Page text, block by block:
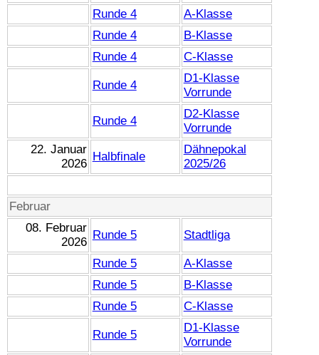
Runde 4
A-Klasse
Runde 4
B-Klasse
Runde 4
C-Klasse
Runde 4
D1-Klasse
Vorrunde
Runde 4
D2-Klasse
Vorrunde
22. Januar
2026
Halbfinale
Dähnepokal
2025/26
Februar
08. Februar
2026
Runde 5 Stadtliga
Runde 5
A-Klasse
Runde 5
B-Klasse
Runde 5
C-Klasse
Runde 5
D1-Klasse
Vorrunde